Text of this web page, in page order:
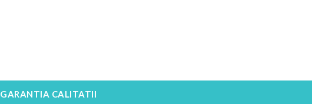
GARANTIA CALITATII